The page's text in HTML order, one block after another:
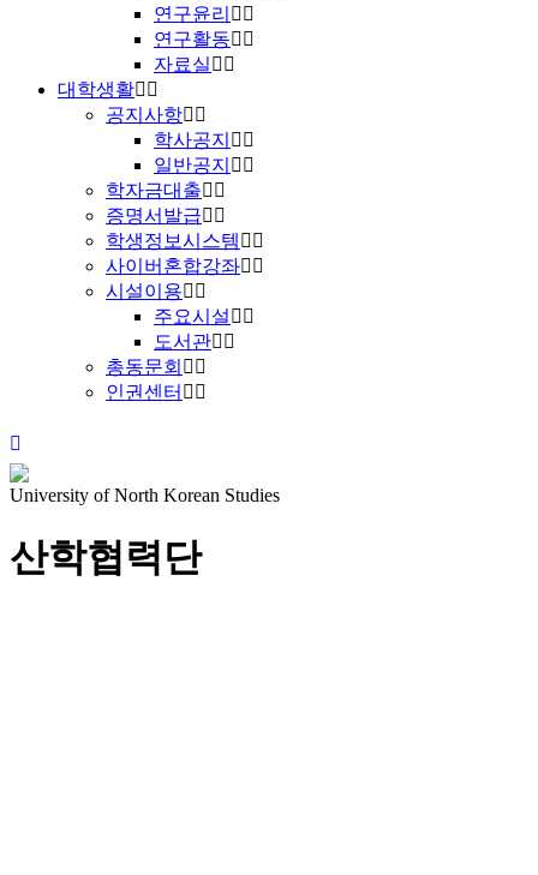
연구윤리
연구활동
자료실
대학생활
공지사항
학사공지
일반공지
학자금대출
증명서발급
학생정보시스템
사이버혼합강좌
시설이용
주요시설
도서관
총동문회
인권센터
University of North Korean Studies
산학협력단